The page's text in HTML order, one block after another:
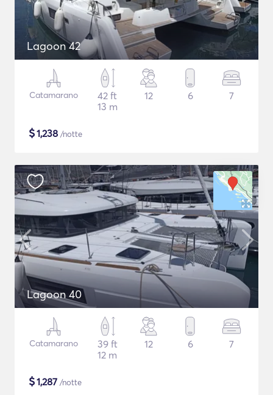
Lagoon 42
Catamarano
42 ft
13 m
12 6 7
$1,238 /notte
Lagoon 40
Catamarano
39 ft
12 m
12 6 7
$1,287 /notte